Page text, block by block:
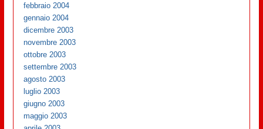
febbraio 2004
gennaio 2004
dicembre 2003
novembre 2003
ottobre 2003
settembre 2003
agosto 2003
luglio 2003
giugno 2003
maggio 2003